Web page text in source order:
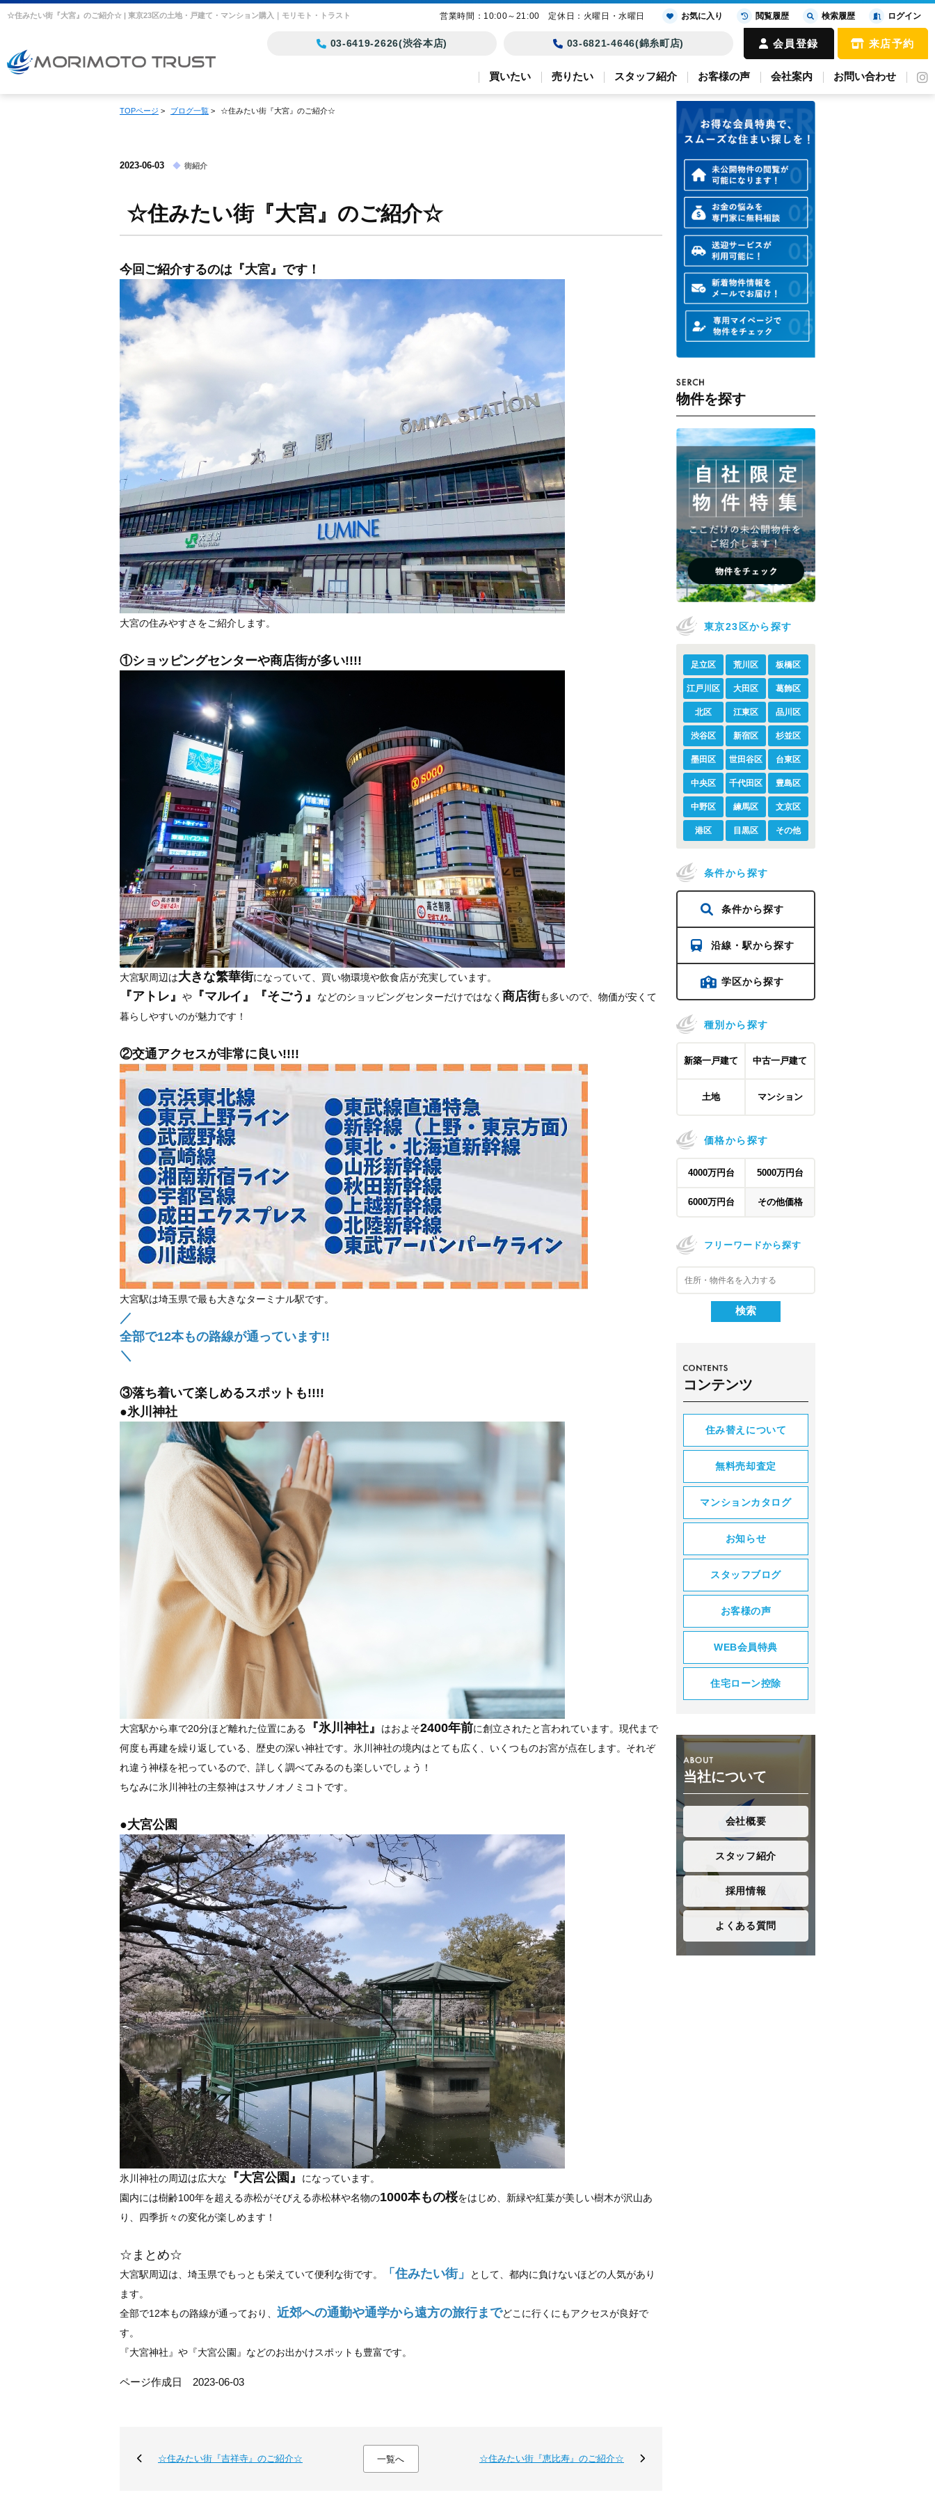
☆住みたい街『大宮』のご紹介☆ | 東京23区の土地・戸建て・マンション購入｜モリモト・トラスト
03-6419-2626(渋谷本店) 03-6821-4646(錦糸町店) 会員登録 来店予約
買いたい 売りたい スタッフ紹介 お客様の声 会社案内 お問い合わせ
TOPページ > ブログ一覧 > ☆住みたい街『大宮』のご紹介☆
2023-06-03 街紹介
☆住みたい街『大宮』のご紹介☆
今回ご紹介するのは『大宮』です！
大宮の住みやすさをご紹介します。
①ショッピングセンターや商店街が多い!!!!
大宮駅周辺は大きな繁華街になっていて、買い物環境や飲食店が充実しています。
『アトレ』 や 『マルイ』『そごう』 などのショッピングセンターだけではなく 商店街も多いので、物価が安くて
暮らしやすいのが魅力です！
②交通アクセスが非常に良い!!!!
大宮駅は埼玉県で最も大きなターミナル駅です。
／
全部で12本もの路線が通っています!!
＼
③落ち着いて楽しめるスポットも!!!!
●氷川神社
大宮駅から車で20分ほど離れた位置にある 『氷川神社』 はおよそ2400年前に創立されたと言われています。現代まで
何度も再建を繰り返している、歴史の深い神社です。氷川神社の境内はとても広く、いくつものお宮が点在します。それぞ
れ違う神様を祀っているので、詳しく調べてみるのも楽しいでしょう！
ちなみに氷川神社の主祭神はスサノオノミコトです。
●大宮公園
氷川神社の周辺は広大な 『大宮公園』
になっています。
園内には樹齢100年を超える赤松がそびえる赤松林や名物の1000本もの桜をはじめ、新緑や紅葉が美しい樹木が沢山あ
り、四季折々の変化が楽しめます！
☆まとめ☆
大宮駅周辺は、埼玉県でもっとも栄えていて便利な街です。 「住みたい街」
として、都内に負けないほどの人気があり
ます。
全部で12本もの路線が通っており、 近郊への通勤や通学から遠方の旅行までどこに行くにもアクセスが良好で
す。
『大宮神社』や『大宮公園』などのお出かけスポットも豊富です。
ページ作成日 2023-06-03
☆住みたい街『吉祥寺』のご紹介☆ 一覧へ ☆住みたい街『恵比寿』のご紹介☆
物件を探す
東京23区から探す
足立区 荒川区 板橋区
江戸川区 大田区 葛飾区
北区 江東区 品川区
渋谷区 新宿区 杉並区
墨田区 世田谷区 台東区
中央区 千代田区 豊島区
中野区 練馬区 文京区
港区 目黒区 その他
条件から探す
条件から探す
沿線・駅から探す
学区から探す
種別から探す
新築一戸建て 中古一戸建て
土地 マンション
価格から探す
4000万円台 5000万円台
6000万円台 その他価格
フリーワードから探す
コンテンツ
住み替えについて
無料売却査定
マンションカタログ
お知らせ
スタッフブログ
お客様の声
WEB会員特典
住宅ローン控除
当社について
会社概要
スタッフ紹介
採用情報
よくある質問
営業時間：10:00～21:00 定休日：火曜日・水曜日 お気に入り 閲覧履歴 検索履歴 ログイン